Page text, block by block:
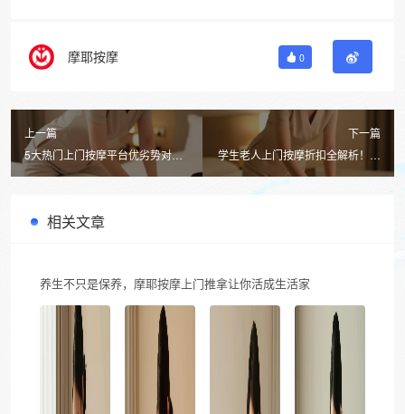
摩耶按摩 0
上一篇
5大热门上门按摩平台优劣势对
比，摩耶按摩凭啥脱颖而出？
下一篇
学生老人上门按摩折扣全解析！摩
耶按摩APP优惠政策速查
相关文章
养生不只是保养，摩耶按摩上门推拿让你活成生活家